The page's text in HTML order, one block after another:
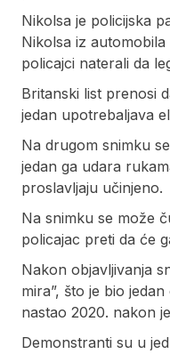
Nikolsa je policijska
Nikolsa iz
policajci naterali da
Britanski list prenosi
jedan upotrebaljava
Na drugom snimku
jedan ga udara
proslavljaju učinjeno.
Na snimku se može
policajac preti da će
Nakon objavljivanja
mira”, što je bio
nastao 2020. nakon
Demonstranti su u